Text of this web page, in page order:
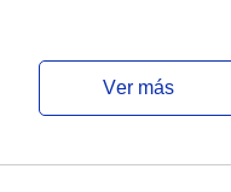
ver más